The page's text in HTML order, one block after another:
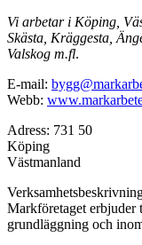
Vi arbetar i Köping,
Skästa, Kräggesta,
Valskog m.fl.
E-mail:
Webb:
Adress: 731 50
Köping
Västmanland
Markföretaget erbjuder
grundläggning och